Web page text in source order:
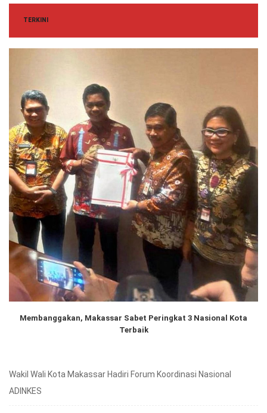
TERKINI
Membanggakan, Makassar Sabet Peringkat 3 Nasional Kota
Terbaik
Wakil Wali Kota Makassar Hadiri Forum Koordinasi Nasional
ADINKES